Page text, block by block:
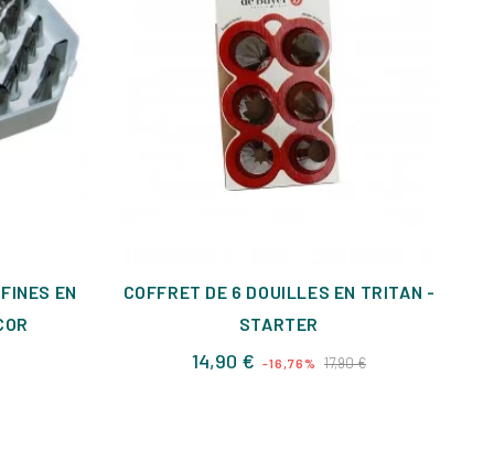
EN
COFFRET DE 6 DOUILLES EN TRITAN -
STARTER
14,90 € Prix
-16,76% 17,90 €Prix